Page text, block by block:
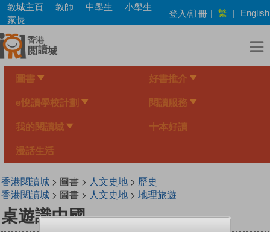
Skip
main
content
教城主頁 教師 中學生
小學生
家長
登入/註冊 | 繁 | English
圖書 好書推介
e悅讀學校計劃 閱讀服務
我的閱讀城 十本好讀
漫話生活
香港閱讀城> 圖書 > 人文史地> 歷史
香港閱讀城> 圖書 > 人文史地> 地理旅遊
桌遊識中國